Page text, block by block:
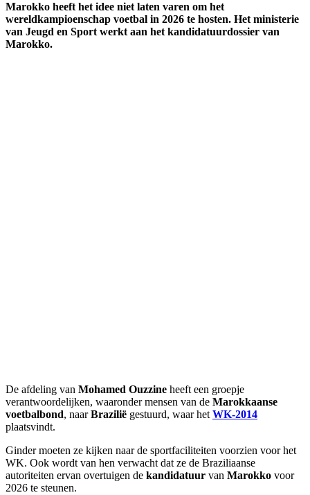
Marokko heeft het idee niet laten varen om het
wereldkampioenschap voetbal in 2026 te hosten. Het ministerie
van Jeugd en Sport werkt aan het kandidatuurdossier van
Marokko.
De afdeling van Mohamed Ouzzine heeft een groepje
verantwoordelijken, waaronder mensen van de Marokkaanse
voetbalbond, naarBrazilië gestuurd, waar het WK-2014
plaatsvindt.
Ginder moeten ze kijken naar de sportfaciliteiten voorzien voor het
WK. Ook wordt van hen verwacht dat ze de Braziliaanse
autoriteiten ervan overtuigen de kandidatuur van Marokko voor
2026 te steunen.